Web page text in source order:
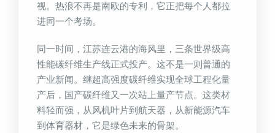
视。热浪不再是南欧的专利，它正把每个人都拉
进同一个考场。
同一时间，江苏连云港的海风里，三条世界级高
性能碳纤维生产线正式投产。这不是一则普通的
产业新闻。继超高强度碳纤维实现全球工程化量
产后，国产碳纤维又一次站上量产节点。这类材
料轻而强，从风机叶片到航天器，从新能源汽车
到体育器材，它是绿色未来的骨架。